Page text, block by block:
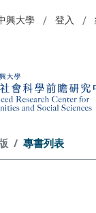
興大學 登入
專書列表